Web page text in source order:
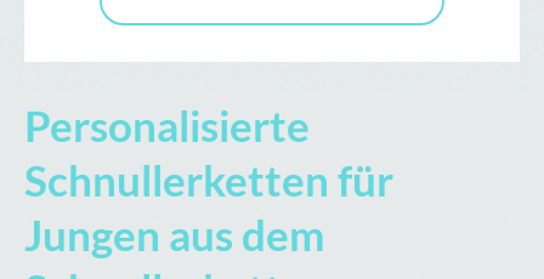
Personalisierte
Schnullerketten für
Jungen aus dem